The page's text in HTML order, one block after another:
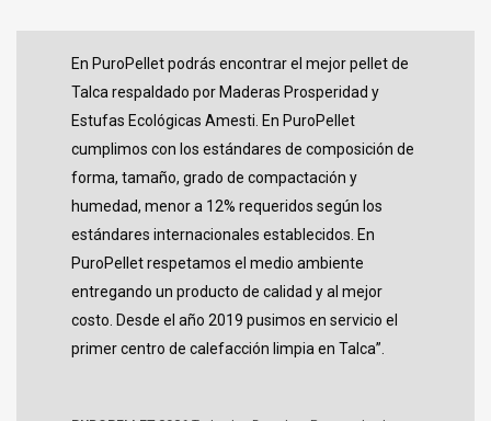
En PuroPellet podrás encontrar el mejor pellet de
Talca respaldado por Maderas Prosperidad y
Estufas Ecológicas Amesti. En PuroPellet
cumplimos con los estándares de composición de
forma, tamaño, grado de compactación y
humedad, menor a 12% requeridos según los
estándares internacionales establecidos. En
PuroPellet respetamos el medio ambiente
entregando un producto de calidad y al mejor
costo. Desde el año 2019 pusimos en servicio el
primer centro de calefacción limpia en Talca”.